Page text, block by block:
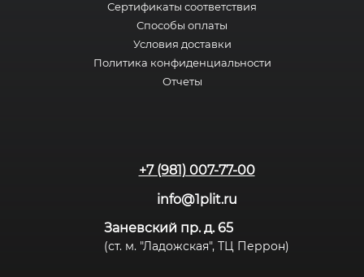
Сертификаты соответствия
Способы оплаты
Условия доставки
Политика конфиденциальности
Отчеты
+7 (981) 007-77-00
info@1plit.ru
Заневский пр. д. 65
(ст. м. "Ладожская", ТЦ Перрон)